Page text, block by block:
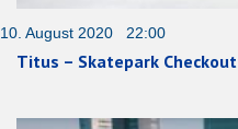
10. August 2020 22:00
Titus – Skatepark